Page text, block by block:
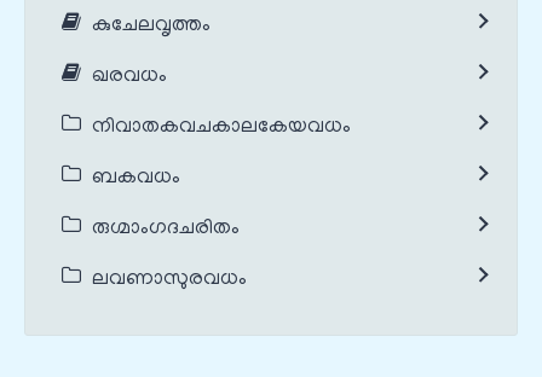
കുചേലവൃത്തം
ഖരവധം
നിവാതകവചകാലകേയവധം
ബകവധം
രുഗ്മാംഗദചരിതം
ലവണാസുരവധം